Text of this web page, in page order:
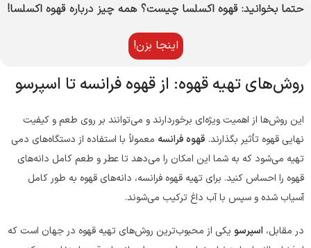
حتما بخوانید: قهوه اکسلسا چیست؟ همه چیز درباره قهوه اکسلسا!
اینجا بزن!
روش‌های تهیه قهوه: از قهوه فرانسه تا اسپرسو
این روش‌ها از اهمیت ویژه‌ای برخوردارند و می‌توانند بر روی طعم و کیفیت
نهایی قهوه تأثیر بگذارند. قهوه فرانسه معمولاً با استفاده از دستگاه‌های دمی
تهیه می‌شود که به شما این امکان را می‌دهد تا عطر و طعم کامل دانه‌های
قهوه را احساس کنید. برای تهیه قهوه فرانسه، دانه‌های قهوه به طور کامل
آسیاب شده و سپس با آب داغ ترکیب می‌شوند.
در مقابل، اسپرسو یکی از محبوب‌ترین روش‌های تهیه قهوه در جهان است که